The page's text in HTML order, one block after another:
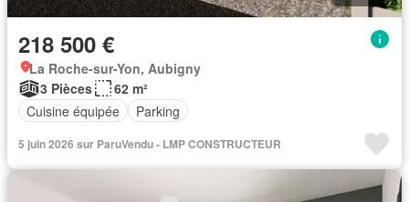
218 500 €
La Roche-sur-Yon, Aubigny
3 Pièces
62 m²
Cuisine équipée
Parking
5 juin 2026 sur ParuVendu - LMP CONSTRUCTEUR